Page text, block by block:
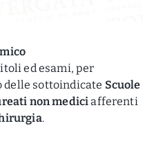
ed esami, per
delle sottoindicate Scuole
non mediciafferenti
.